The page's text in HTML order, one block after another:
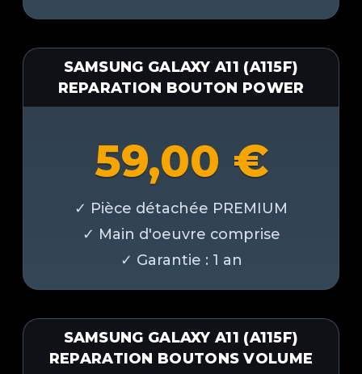
SAMSUNG GALAXY A11 (A115F)
REPARATION BOUTON POWER
59,00 €
SAMSUNG GALAXY A11 (A115F)
REPARATION BOUTONS VOLUME